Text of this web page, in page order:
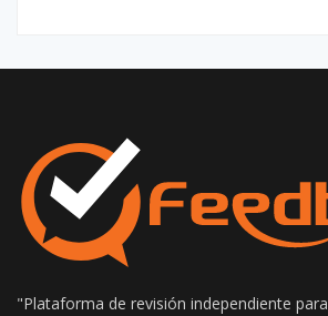
"Plataforma de revisión independiente